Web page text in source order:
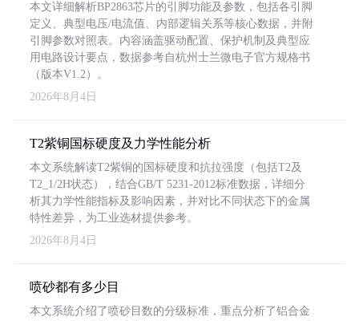
本文详细解析BP2863芯片的引脚功能及参数，包括各引脚
定义、典型电压/电流值、内部逻辑关系等核心数据，并附
引脚参数对照表。内容涵盖驱动配置、保护机制及典型应
用电路设计要点，数据参考自杭州士兰微电子官方规格书
（版本V1.2）。
2026年8月4日
T2紫铜国标硬度及力学性能分析
本文系统解读T2紫铜的国标硬度和抗拉强度（包括T2及
T2_1/2H状态），结合GB/T 5231-2012标准数据，详细分
析其力学性能指标及影响因素，并对比不同状态下的金属
特性差异，为工业选材提供参考。
2026年8月4日
喷砂都有多少目
本文系统介绍了喷砂目数的分级标准，重点分析了铝合金